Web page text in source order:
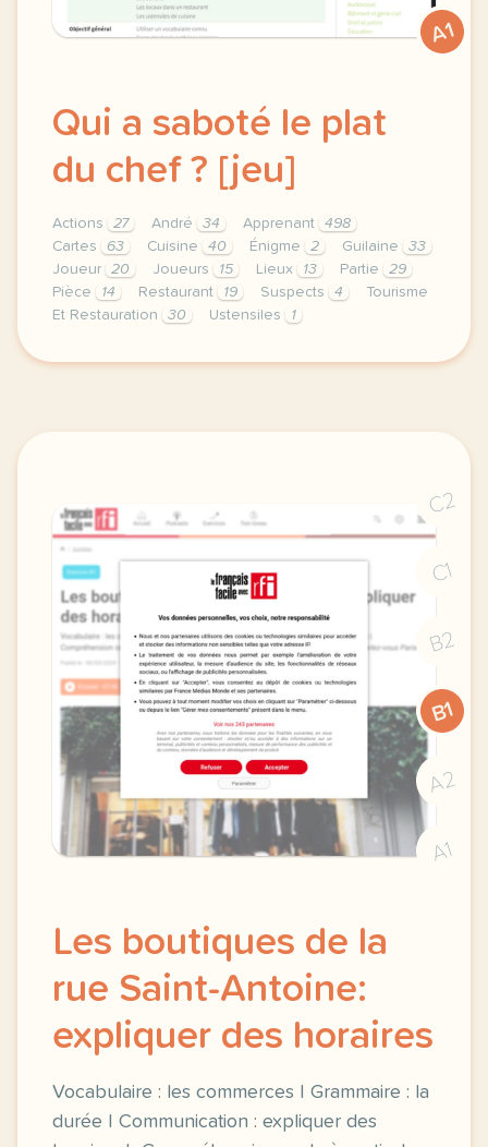
A1
Qui a saboté le plat
du chef ? [jeu]
Actions 27 André 34 Apprenant
498
Cartes
63 Cuisine 40 Énigme 2 Guilaine
33
Joueur
20 Joueurs 15 Lieux 13 Partie
29
Pièce
14 Restaurant 19 Suspects 4
Tourisme
Et Restauration
30 Ustensiles 1
theme tourisme et restauration duree 60 minutes
C2
C1
B2
B1
A2
A1
Les boutiques de la
rue Saint-Antoine:
expliquer des horaires
Vocabulaire : les commerces | Grammaire : la
durée | Communication : expliquer des